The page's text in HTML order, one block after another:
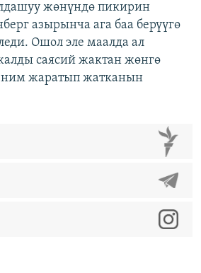
жөнүндө пикирин
азырынча ага баа берүүгө
Ошол эле маалда ал
саясий жактан жөнгө
жаратып жатканын